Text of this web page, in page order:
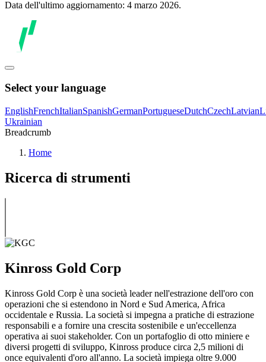
Data dell'ultimo aggiornamento: 4 marzo 2026.
Select your language
EnglishFrenchItalianSpanishGermanPortugueseDutchCzechLatvian
Ukrainian
Breadcrumb
Home
Ricerca di strumenti
Kinross Gold Corp
Kinross Gold Corp è una società leader nell'estrazione dell'oro con
operazioni che si estendono in Nord e Sud America, Africa
occidentale e Russia. La società si impegna a pratiche di estrazione
responsabili e a fornire una crescita sostenibile e un'eccellenza
operativa ai suoi stakeholder. Con un portafoglio di otto miniere e
diversi progetti di sviluppo, Kinross produce circa 2,5 milioni di
once equivalenti d'oro all'anno. La società impiega oltre 9.000